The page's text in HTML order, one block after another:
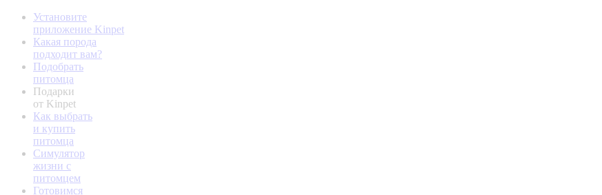
Установите
приложение Kinpet
Какая порода
подходит вам?
Подобрать
питомца
Подарки
от Kinpet
Как выбрать
и купить
питомца
Симулятор
жизни с
питомцем
Готовимся